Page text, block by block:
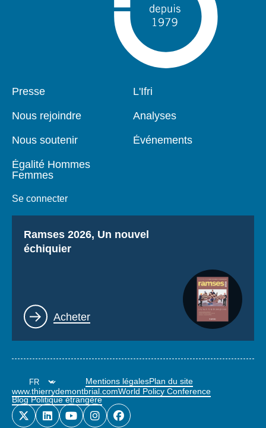
Pied
Presse
Nous rejoindre
Nous soutenir
Égalité Hommes
Femmes
Se connecter
Navigation
L'Ifri
Analyses
Événements
Titre
Ramses 2026, Un nouvel
échiquier
Lien
Acheter
Mentions légalesPlan du site
www.thierrydemontbrial.comWorld Policy Conference
Blog Politique étrangère